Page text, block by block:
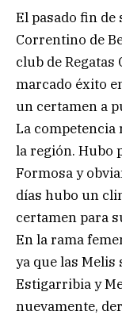
El pasado fin de
Correntino de
club de
marcado éxito
un certamen a
La competencia
la región. Hubo
Formosa y
días hubo un
certamen para
En la rama
ya que las Melis
Estigarribia y
nuevamente,